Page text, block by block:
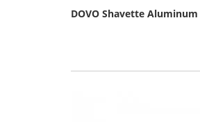
DOVO Shavette Aluminum